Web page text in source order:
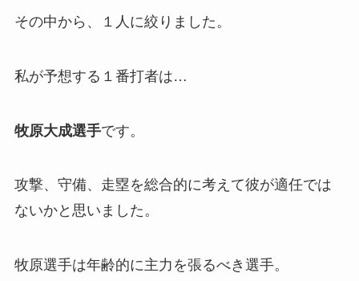
その中から、１人に絞りました。
私が予想する１番打者は…
牧原大成選手です。
攻撃、守備、走塁を総合的に考えて彼が適任では
ないかと思いました。
牧原選手は年齢的に主力を張るべき選手。